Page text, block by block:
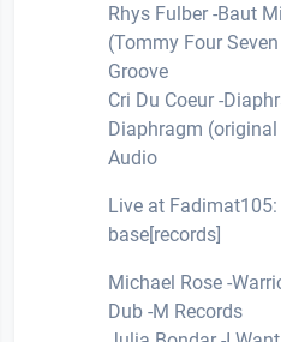
Rhys Fulber -Baut
(Tommy Four
Groove
Cri Du Coeur -
Diaphragm
Audio
Live at
base[records]
Michael Rose -
Dub -M Records